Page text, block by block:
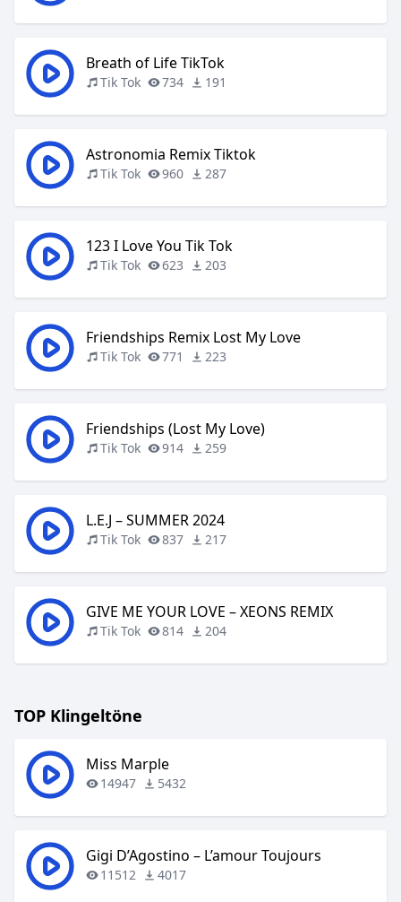
Breath of Life TikTok
Tik Tok 734 191
Astronomia Remix Tiktok
Tik Tok 960 287
123 I Love You Tik Tok
Tik Tok 623 203
Friendships Remix Lost My Love
Tik Tok 771 223
Friendships (Lost My Love)
Tik Tok 914 259
L.E.J – SUMMER 2024
Tik Tok 837 217
GIVE ME YOUR LOVE – XEONS REMIX
Tik Tok 814 204
TOP Klingeltöne
Miss Marple
14947 5432
Gigi D’Agostino – L’amour Toujours
11512 4017